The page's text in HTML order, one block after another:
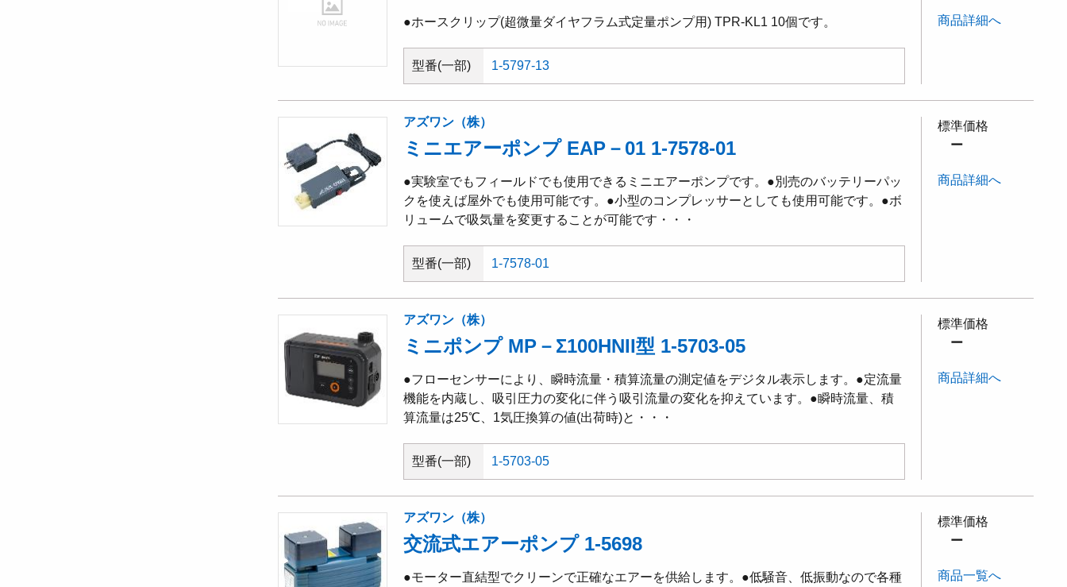
●ホースクリップ(超微量ダイヤフラム式定量ポンプ用) TPR-KL1 10個です。
型番(一部) 1-5797-13
商品詳細へ
アズワン（株）
ミニエアーポンプ EAP－01 1-7578-01
●実験室でもフィールドでも使用できるミニエアーポンプです。●別売のバッテリーパッ
クを使えば屋外でも使用可能です。●小型のコンプレッサーとしても使用可能です。●ボ
リュームで吸気量を変更することが可能です・・・
型番(一部) 1-7578-01
標準価格
ー
商品詳細へ
アズワン（株）
ミニポンプ MP－Σ100HNII型 1-5703-05
●フローセンサーにより、瞬時流量・積算流量の測定値をデジタル表示します。●定流量
機能を内蔵し、吸引圧力の変化に伴う吸引流量の変化を抑えています。●瞬時流量、積
算流量は25℃、1気圧換算の値(出荷時)と・・・
型番(一部) 1-5703-05
標準価格
ー
商品詳細へ
アズワン（株）
交流式エアーポンプ 1-5698
●モーター直結型でクリーンで正確なエアーを供給します。●低騒音、低振動なので各種
標準価格
ー
商品一覧へ